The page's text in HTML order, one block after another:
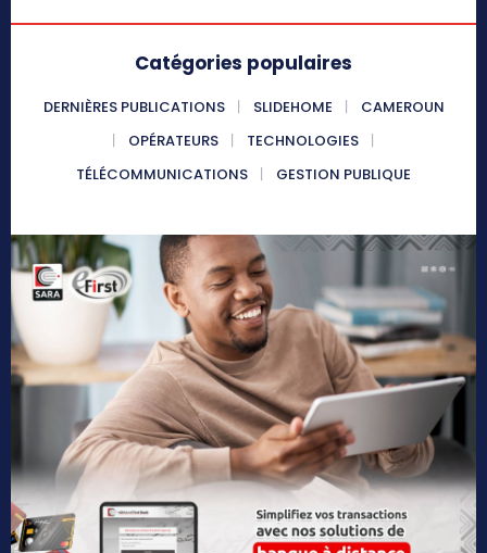
Catégories populaires
DERNIÈRES PUBLICATIONS SLIDEHOME
CAMEROUN
OPÉRATEURS
TECHNOLOGIES
TÉLÉCOMMUNICATIONS
GESTION PUBLIQUE